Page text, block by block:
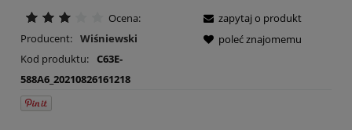
Ocena:
Producent: Wiśniewski
Kod produktu: C63E-
588A6_20210826161218
zapytaj o produkt
poleć znajomemu